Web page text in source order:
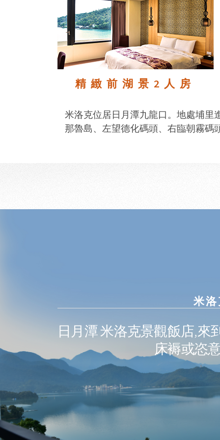
精緻前湖景2人房
米洛克位居日月潭九龍口。地處埔里
那魯島、左望德化碼頭、右臨朝霧碼
米
日月潭 米洛克景觀飯店,來
床褥或恣